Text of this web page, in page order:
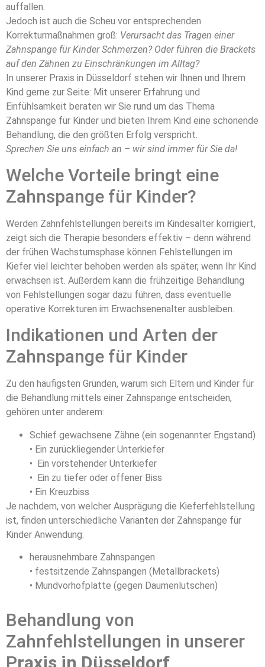
auffallen.
Jedoch ist auch die Scheu vor entsprechenden
Korrekturmaßnahmen groß: Verursacht das Tragen einer
Zahnspange für Kinder Schmerzen? Oder führen die Brackets
auf den Zähnen zu Einschränkungen im Alltag?
In unserer Praxis in Düsseldorf stehen wir Ihnen und Ihrem
Kind gerne zur Seite: Mit unserer Erfahrung und
Einfühlsamkeit beraten wir Sie rund um das Thema
Zahnspange für Kinder und bieten Ihrem Kind eine schonende
Behandlung, die den größten Erfolg verspricht.
Sprechen Sie uns einfach an – wir sind immer für Sie da!
Welche Vorteile bringt eine
Zahnspange für Kinder?
Werden Zahnfehlstellungen bereits im Kindesalter korrigiert,
zeigt sich die Therapie besonders effektiv – denn während
der frühen Wachstumsphase können Fehlstellungen im
Kiefer viel leichter behoben werden als später, wenn Ihr Kind
erwachsen ist. Außerdem kann die frühzeitige Behandlung
von Fehlstellungen sogar dazu führen, dass eventuelle
operative Korrekturen im Erwachsenenalter ausbleiben.
Indikationen und Arten der
Zahnspange für Kinder
Zu den häufigsten Gründen, warum sich Eltern und Kinder für
die Behandlung mittels einer Zahnspange entscheiden,
gehören unter anderem:
Schief gewachsene Zähne (ein sogenannter Engstand)
• Ein zurückliegender Unterkiefer
• Ein vorstehender Unterkiefer
• Ein zu tiefer oder offener Biss
• Ein Kreuzbiss
Je nachdem, von welcher Ausprägung die Kieferfehlstellung
ist, finden unterschiedliche Varianten der Zahnspange für
Kinder Anwendung:
herausnehmbare Zahnspangen
• festsitzende Zahnspangen (Metallbrackets)
• Mundvorhofplatte (gegen Daumenlutschen)
Behandlung von
Zahnfehlstellungen in unserer
Praxis in Düsseldorf